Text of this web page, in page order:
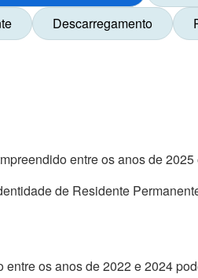
Descarregamento
entre os anos de 2025
de Residente
os anos de 2022 e 2024